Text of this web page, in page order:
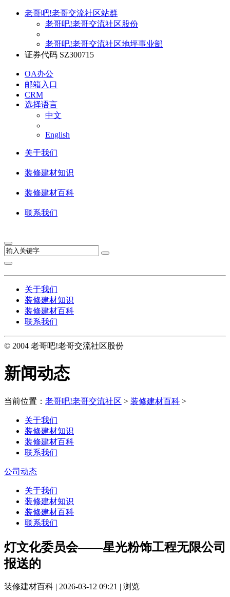
老哥吧!老哥交流社区站群
老哥吧!老哥交流社区股份
老哥吧!老哥交流社区地坪事业部
证券代码 SZ300715
OA办公
邮箱入口
CRM
选择语言
中文
English
关于我们
装修建材知识
装修建材百科
联系我们
关于我们
装修建材知识
装修建材百科
联系我们
© 2004 老哥吧!老哥交流社区股份
新闻动态
当前位置： 老哥吧!老哥交流社区 > 装修建材百科 >
关于我们
装修建材知识
装修建材百科
联系我们
公司动态
关于我们
装修建材知识
装修建材百科
联系我们
灯文化委员会——星光粉饰工程无限公司
报送的
装修建材百科 | 2026-03-12 09:21 | 浏览